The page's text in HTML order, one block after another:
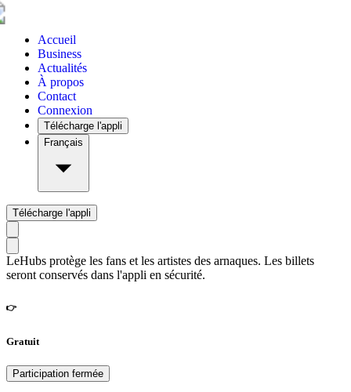
Accueil
Business
Actualités
À propos
Contact
Connexion
Télécharge l'appli
Français
Télécharge l'appli
LeHubs protège les fans et les artistes des arnaques. Les billets
seront conservés dans l'appli en sécurité.
👉
Gratuit
Participation fermée